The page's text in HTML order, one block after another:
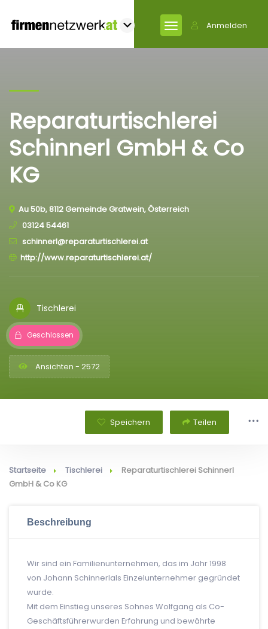
Anmelden
Reparaturtischlerei
Schinnerl GmbH & Co
KG
Au 50b, 8112 Gemeinde Gratwein, Österreich
03124 54461
schinnerl@reparaturtischlerei.at
http://www.reparaturtischlerei.at/
Tischlerei
Geschlossen
Ansichten - 2572
Speichern Teilen
Startseite Tischlerei
Reparaturtischlerei Schinnerl
GmbH & Co KG
Beschreibung
Wir sind ein Familienunternehmen, das im Jahr 1998
von Johann Schinnerlals Einzelunternehmer gegründet
wurde.
Mit dem Einstieg unseres Sohnes Wolfgang als Co-
Geschäftsführerwurden Erfahrung und bewährte